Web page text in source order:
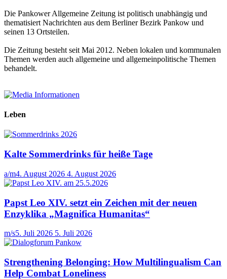
Die Pankower Allgemeine Zeitung ist politisch unabhängig und
thematisiert Nachrichten aus dem Berliner Bezirk Pankow und
seinen 13 Ortsteilen.
Die Zeitung besteht seit Mai 2012. Neben lokalen und kommunalen
Themen werden auch allgemeine und allgemeinpolitische Themen
behandelt.
Leben
Kalte Sommerdrinks für heiße Tage
a/m4. August 2026 4. August 2026
Papst Leo XIV. setzt ein Zeichen mit der neuen
Enzyklika „Magnifica Humanitas“
m/s5. Juli 2026 5. Juli 2026
Strengthening Belonging: How Multilingualism Can
Help Combat Loneliness